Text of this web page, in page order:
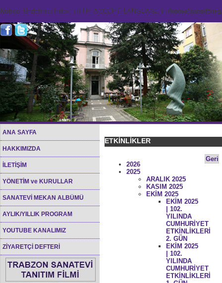
Notice: Undefined index: HTTP_ACCEPT_LANGUAGE in /home/
ANA SAYFA
HAKKIMIZDA
İLETİŞİM
YÖNETİM ve KURULLAR
SANATEVİ MEKAN ALBÜMÜ
AYLIK/YILLIK PROGRAM
YOUTUBE KANALIMIZ
ZİYARETÇİ DEFTERİ
ETKİNLİKLER
Geri
2026
2025
ARALIK 2025
KASIM 2025
EKİM 2025
EKİM 2025
| 102.
YILINDA
CUMHURİYET
ETKİNLİKLERİ
2. GÜN
EKİM 2025
| 102.
YILINDA
CUMHURİYET
ETKİNLİKLERİ